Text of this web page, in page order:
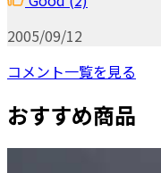
2005/09/12
コメント一覧を見る
おすすめ商品